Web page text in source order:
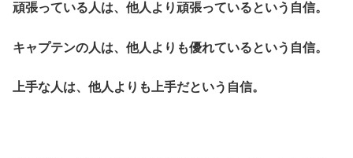
頑張っている人は、他人より頑張っているという自信。
キャプテンの人は、他人よりも優れているという自信。
上手な人は、他人よりも上手だという自信。